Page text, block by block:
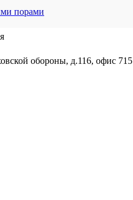
порами
обороны, д.116, офис 715